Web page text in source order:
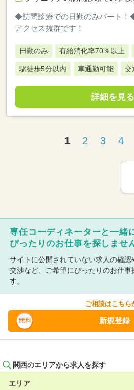
◆訪問診療での日勤のみパート！
アクセス抜群です！
日勤のみ 有給消化率70％以上
駅徒歩5分以内 車通勤可能 交
詳細を見る
1 2 3 4
専任コーディネーターと一緒
ぴったりのお仕事を探しませ
サイトに公開されていない求人の確
交渉など、ご希望にぴったりのお仕事
す。
ご相談はこちら
新規登録
関西のエリアから求人を探す
エリア